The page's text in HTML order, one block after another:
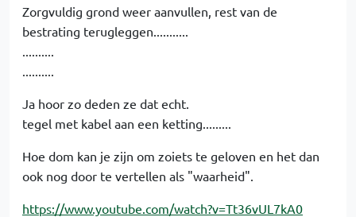
Zorgvuldig grond weer aanvullen, rest van de
bestrating terugleggen...........
..........
..........
Ja hoor zo deden ze dat echt.
tegel met kabel aan een ketting.........
Hoe dom kan je zijn om zoiets te geloven en het dan
ook nog door te vertellen als "waarheid".
https://www.youtube.com/watch?v=Tt36vUL7kA0